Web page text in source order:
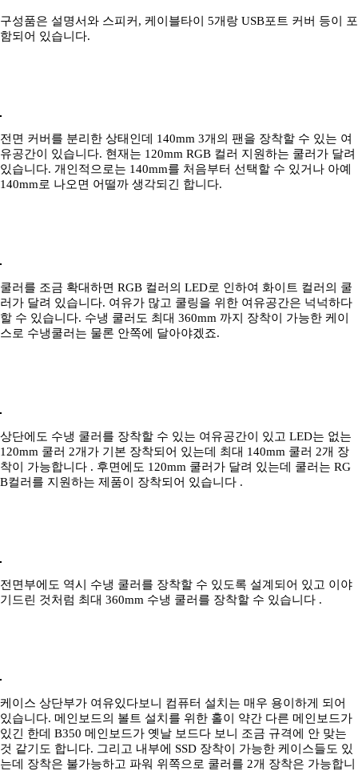
구성품은 설명서와 스피커, 케이블타이 5개랑 USB포트 커버 등이 포
함되어 있습니다.
전면 커버를 분리한 상태인데 140mm 3개의 팬을 장착할 수 있는 여
유공간이 있습니다. 현재는 120mm RGB 컬러 지원하는 쿨러가 달려
있습니다. 개인적으로는 140mm를 처음부터 선택할 수 있거나 아예
140mm로 나오면 어떨까 생각되긴 합니다.
쿨러를 조금 확대하면 RGB 컬러의 LED로 인하여 화이트 컬러의 쿨
러가 달려 있습니다. 여유가 많고 쿨링을 위한 여유공간은 넉넉하다
할 수 있습니다. 수냉 쿨러도 최대 360mm 까지 장착이 가능한 케이
스로 수냉쿨러는 물론 안쪽에 달아야겠죠.
상단에도 수냉 쿨러를 장착할 수 있는 여유공간이 있고 LED는 없는
120mm 쿨러 2개가 기본 장착되어 있는데 최대 140mm 쿨러 2개 장
착이 가능합니다 . 후면에도 120mm 쿨러가 달려 있는데 쿨러는 RG
B컬러를 지원하는 제품이 장착되어 있습니다 .
전면부에도 역시 수냉 쿨러를 장착할 수 있도록 설계되어 있고 이야
기드린 것처럼 최대 360mm 수냉 쿨러를 장착할 수 있습니다 .
케이스 상단부가 여유있다보니 컴퓨터 설치는 매우 용이하게 되어
있습니다. 메인보드의 볼트 설치를 위한 홀이 약간 다른 메인보드가
있긴 한데 B350 메인보드가 옛날 보드다 보니 조금 규격에 안 맞는
것 같기도 합니다. 그리고 내부에 SSD 장착이 가능한 케이스들도 있
는데 장착은 불가능하고 파워 위쪽으로 쿨러를 2개 장착은 가능합니